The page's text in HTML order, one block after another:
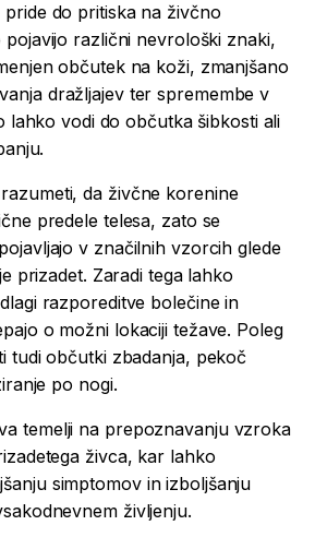
do pritiska na živčno
različni nevrološki znaki,
občutek na koži, zmanjšano
dražljajev ter spremembe v
lahko vodi do občutka šibkosti ali
da živčne korenine
predele telesa, zato se
v značilnih vzorcih glede
prizadet. Zaradi tega lahko
razporeditve bolečine in
o možni lokaciji težave. Poleg
tudi občutki zbadanja, pekoč
po nogi.
temelji na prepoznavanju vzroka
živca, kar lahko
simptomov in izboljšanju
življenju.